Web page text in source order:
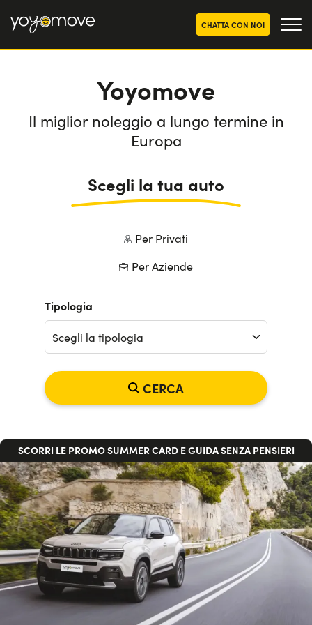
CHATTA CON NOI
OFFERTE NOLEGGIO
Aziende e P.IVA
OFFERTE NOLEGGIO
AUTO USATE
La nostra storia
Lavora con noi
COME FUNZIONA
PERCHÉ CONVIENE
SCEGLI UN PAESE
Serve assistenza? 800595799
Yoyomove
Il miglior noleggio a lungo termine in
Europa
Scegli la tua auto
Per Privati
Per Aziende
Tipologia
Scegli la tipologia
CERCA
DAGLI ANNI 2000 TORNA L'OFFERTA ICONICA
DAGLI ANNI 2000 TORNA L'OFFERTA ICONICA
SCORRI LE PROMO SUMMER CARD E GUIDA SENZA PENSIERI
DAGLI ANNI 2000 TORNA L'OFFERTA ICONICA
SCORRI LE PROMO SUMMER CARD E GUIDA SENZA PENSIERI